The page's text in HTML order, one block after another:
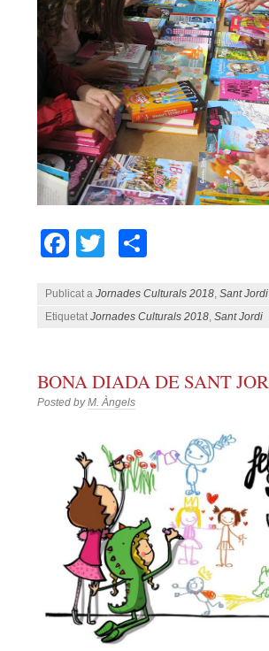
Facebook
Twitter
Publicat aJornades Culturals 2018 ,Sant Jordi
EtiquetatJornades Culturals 2018 ,Sant Jordi
BONA DIADA DE SANT
Posted byM. Àngels